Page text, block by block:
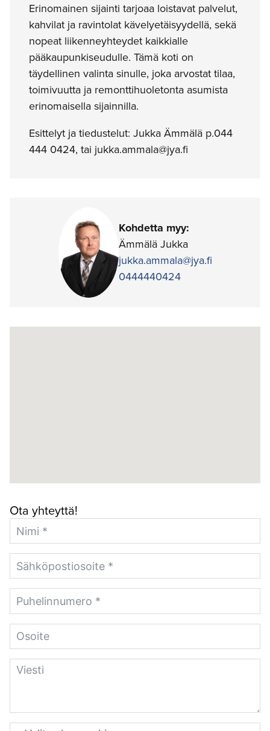
Erinomainen sijainti tarjoaa loistavat palvelut,
kahvilat ja ravintolat kävelyetäisyydellä, sekä
nopeat liikenneyhteydet kaikkialle
pääkaupunkiseudulle. Tämä koti on
täydellinen valinta sinulle, joka arvostat tilaa,
toimivuutta ja remonttihuoletonta asumista
erinomaisella sijainnilla.
Esittelyt ja tiedustelut: Jukka Ämmälä p.044
444 0424, tai jukka.ammala@jya.fi
Kohdetta myy:
Ämmälä Jukka
jukka.ammala@jya.fi
0444440424
Ota yhteyttä!